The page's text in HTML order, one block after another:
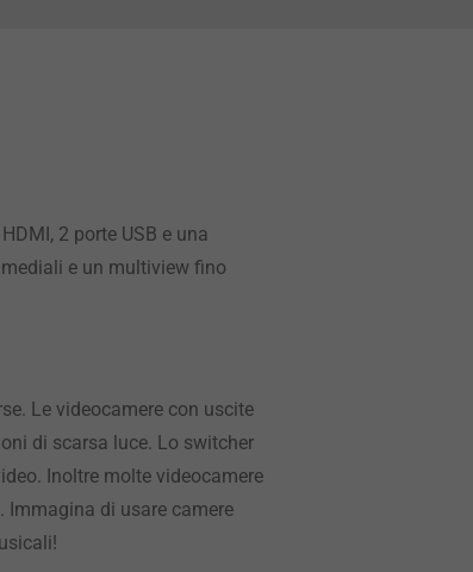
2 porte USB e una
e un multiview fino
Le videocamere con uscite
di scarsa luce. Lo switcher
Inoltre molte videocamere
di usare camere